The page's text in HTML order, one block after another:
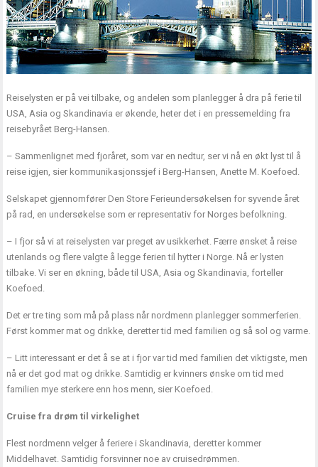
Reiselysten er på vei tilbake, og andelen som planlegger å dra på ferie til
USA, Asia og Skandinavia er økende, heter det i en pressemelding fra
reisebyrået Berg-Hansen.
– Sammenlignet med fjoråret, som var en nedtur, ser vi nå en økt lyst til å
reise igjen, sier kommunikasjonssjef i Berg-Hansen, Anette M. Koefoed.
Selskapet gjennomfører Den Store Ferieundersøkelsen for syvende året
på rad, en undersøkelse som er representativ for Norges befolkning.
– I fjor så vi at reiselysten var preget av usikkerhet. Færre ønsket å reise
utenlands og flere valgte å legge ferien til hytter i Norge. Nå er lysten
tilbake. Vi ser en økning, både til USA, Asia og Skandinavia, forteller
Koefoed.
Det er tre ting som må på plass når nordmenn planlegger sommerferien.
Først kommer mat og drikke, deretter tid med familien og så sol og varme.
– Litt interessant er det å se at i fjor var tid med familien det viktigste, men
nå er det god mat og drikke. Samtidig er kvinners ønske om tid med
familien mye sterkere enn hos menn, sier Koefoed.
Cruise fra drøm til virkelighet
Flest nordmenn velger å feriere i Skandinavia, deretter kommer
Middelhavet. Samtidig forsvinner noe av cruisedrømmen.